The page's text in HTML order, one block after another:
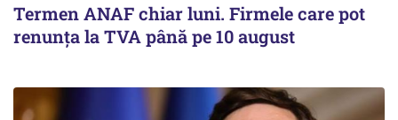
Termen ANAF chiar luni. Firmele care pot
renunța la TVA până pe 10 august